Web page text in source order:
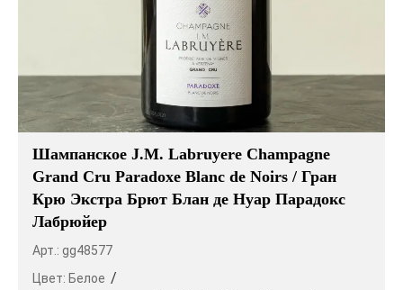
Шампанское J.M. Labruyere Champagne
Grand Cru Paradoxe Blanc de Noirs / Гран
Крю Экстра Брют Блан де Нуар Парадокс
Лабрюйер
Арт.: gg48577
Цвет: Белое